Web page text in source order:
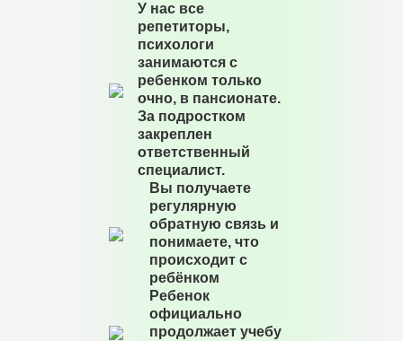
У нас все
репетиторы,
психологи
занимаются с
ребенком только
очно, в пансионате.
За подростком
закреплен
ответственный
специалист.
Вы получаете
регулярную
обратную связь и
понимаете, что
происходит с
ребёнком
Ребенок
официально
продолжает учебу